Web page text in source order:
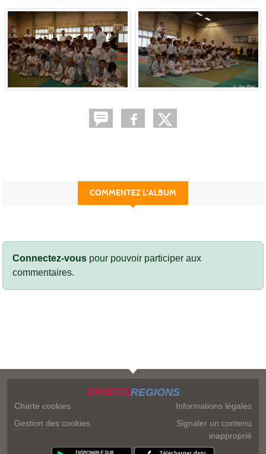
COMMENTEZ L'ALBUM
Connectez-vous pour pouvoir participer aux
commentaires.
SPORTSREGIONS
Charte cookies
Gestion des cookies
Informations légales
Signaler un contenu
inapproprié